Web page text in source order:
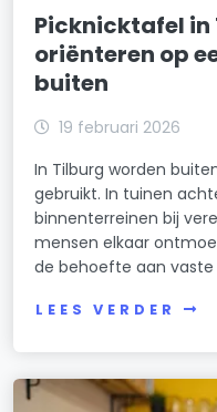
Picknicktafel
oriënteren op
buiten
19 februari 2026
In Tilburg worden
gebruikt. In tuinen
binnenterreinen bij
mensen elkaar
de behoefte aan vaste
LEES VERDER